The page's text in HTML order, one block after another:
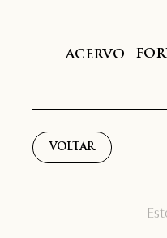
ACERVO
VOLTAR